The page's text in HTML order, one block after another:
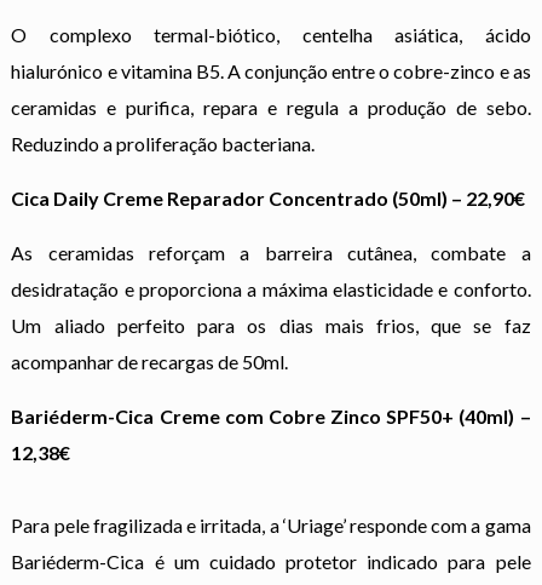
O complexo termal-biótico, centelha asiática, ácido
hialurónico e vitamina B5. A conjunção entre o cobre-zinco e as
ceramidas e purifica, repara e regula a produção de sebo.
Reduzindo a proliferação bacteriana.
Cica Daily Creme Reparador Concentrado (50ml) – 22,90€
As ceramidas reforçam a barreira cutânea, combate a
desidratação e proporciona a máxima elasticidade e conforto.
Um aliado perfeito para os dias mais frios, que se faz
acompanhar de recargas de 50ml.
Bariéderm-Cica Creme com Cobre Zinco SPF50+ (40ml) –
12,38€
Para pele fragilizada e irritada, a ‘Uriage’ responde com a gama
Bariéderm-Cica é um cuidado protetor indicado para pele